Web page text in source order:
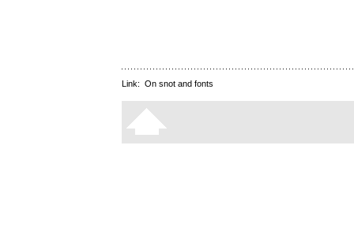
Link: On snot and fonts